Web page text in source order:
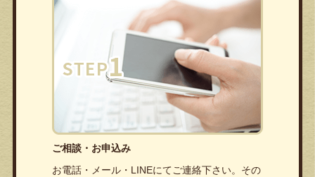
ご相談・お申込み
お電話・メール・LINEにてご連絡下さい。その